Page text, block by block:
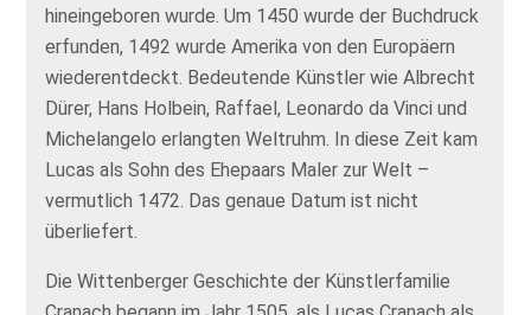
hineingeboren wurde. Um 1450 wurde der Buchdruck
erfunden, 1492 wurde Amerika von den Europäern
wiederentdeckt. Bedeutende Künstler wie Albrecht
Dürer, Hans Holbein, Raffael, Leonardo da Vinci und
Michelangelo erlangten Weltruhm. In diese Zeit kam
Lucas als Sohn des Ehepaars Maler zur Welt –
vermutlich 1472. Das genaue Datum ist nicht
überliefert.
Die Wittenberger Geschichte der Künstlerfamilie